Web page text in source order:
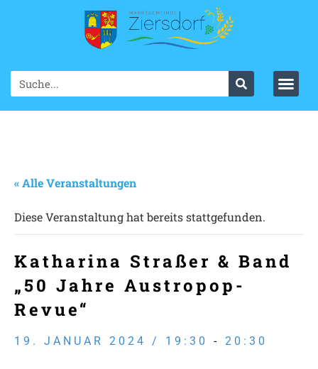
« Alle Veranstaltungen
Diese Veranstaltung hat bereits stattgefunden.
Katharina Straßer & Band
„50 Jahre Austropop-
Revue“
19. JANUAR 2024 / 19:30 - 20:30